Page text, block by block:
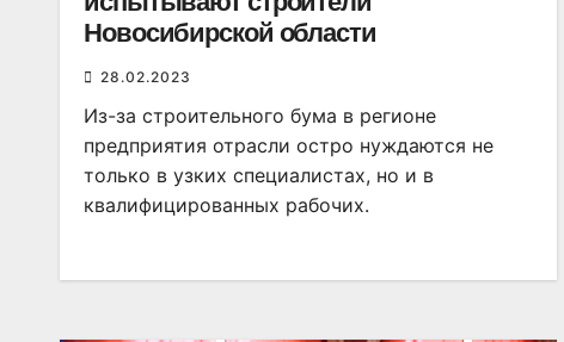
Новосибирской области
28.02.2023
Из-за строительного бума в регионе
предприятия отрасли остро нуждаются не
только в узких специалистах, но и в
квалифицированных рабочих.